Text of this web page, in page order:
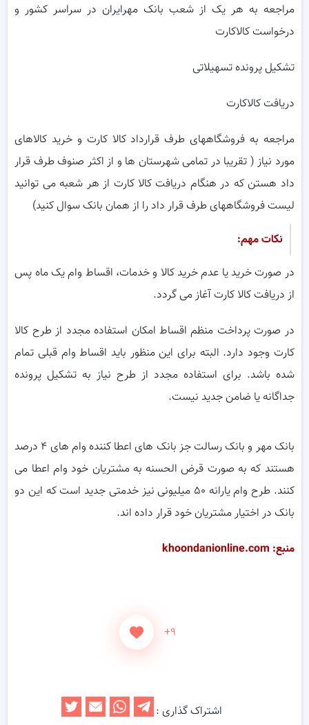
مراجعه به هر یک از شعب بانک مهرایران در سراسر کشور و
درخواست کالاکارت
تشکیل پرونده تسهیلاتی
دریافت کالاکارت
مراجعه به فروشگاههای طرف قرارداد کالا کارت و خرید کالاهای
مورد نیاز ( تقریبا در تمامی شهرستان ها و از اکثر صنوف طرف قرار
داد هستن که در هنگام دریافت کالا کارت از هر شعبه می توانید
لیست فروشگاههای طرف قرار داد را از همان بانک سوال کنید)
نکات مهم:
در صورت خرید یا عدم خرید کالا و خدمات، اقساط وام یک ماه پس
از دریافت کالا کارت آغاز می گردد.
در صورت پرداخت منظم اقساط امکان استفاده مجدد از طرح کالا
کارت وجود دارد. البته برای این منظور باید اقساط وام قبلی تمام
شده باشد. برای استفاده مجدد از طرح نیاز به تشکیل پرونده
جداگانه یا ضامن جدید نیست.
بانک مهر و بانک رسالت جز بانک های اعطا کننده وام های ۴ درصد
هستند که به صورت قرض الحسنه به مشتریان خود وام اعطا می
کنند. طرح وام یارانه ۵۰ میلیونی نیز خدمتی جدید است که این دو
بانک در اختیار مشتریان خود قرار داده اند.
منبع: khoondanionline.com
+۹
اشتراک گذاری :